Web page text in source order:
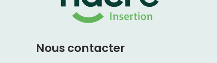
Nous contacter